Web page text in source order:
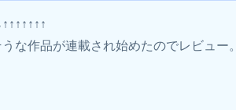
な作品が連載され始めたのでレビュー。